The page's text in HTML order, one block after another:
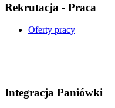
Rekrutacja - Praca
Oferty pracy
Integracja Paniówki